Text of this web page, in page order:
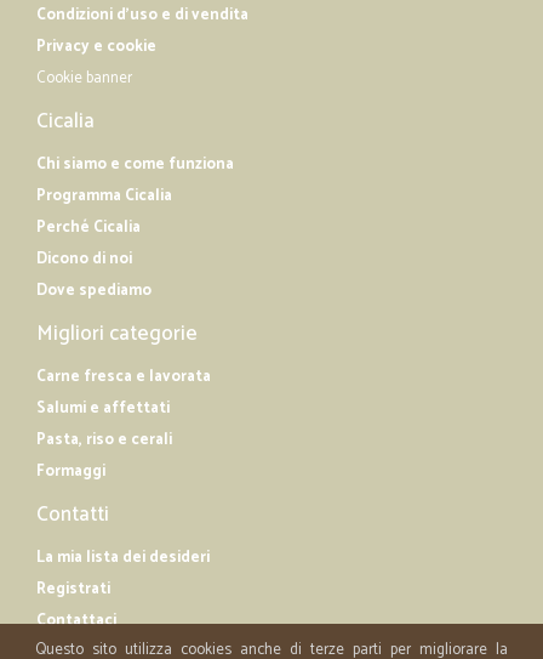
Condizioni d'uso e di vendita
Privacy e cookie
Cookie banner
Cicalia
Chi siamo e come funziona
Programma Cicalia
Perché Cicalia
Dicono di noi
Dove spediamo
Migliori categorie
Carne fresca e lavorata
Salumi e affettati
Pasta, riso e cerali
Formaggi
Contatti
La mia lista dei desideri
Registrati
Contattaci
Questo sito utilizza cookies anche di terze parti per migliorare la